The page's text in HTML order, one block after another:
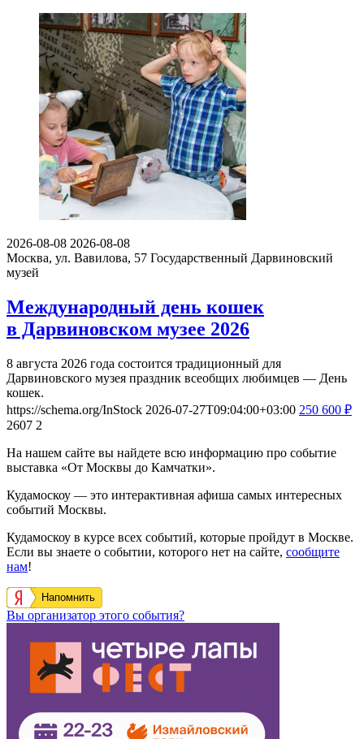
2026-08-08 2026-08-08
Москва, ул. Вавилова, 57 Государственный Дарвиновский
музей
Международный день кошек
в Дарвиновском музее 2026
8 августа 2026 года состоится традиционный для
Дарвиновского музея праздник всеобщих любимцев — День
кошек.
https://schema.org/InStock 2026-07-27T09:04:00+03:00 250 600 ₽
2607 2
На нашем сайте вы найдете всю информацию про событие
выставка «От Москвы до Камчатки».
Кудамоскоу — это интерактивная афиша самых интересных
событий Москвы.
Кудамоскоу в курсе всех событий, которые пройдут в Москве.
Если вы знаете о событии, которого нет на сайте, сообщите
нам!
Напомнить
Вы организатор этого события?